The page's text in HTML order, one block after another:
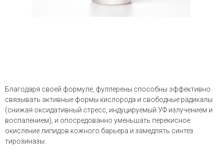
Благодаря своей формуле, фуллерены способны эффективно
связывать активные формы кислорода и свободные радикалы
(снижая оксидативный стресс, индуцируемый УФ излучением и
воспалением), и опосредованно уменьшать перекисное
окисление липидов кожного барьера и замедлять синтез
тирозиназы.